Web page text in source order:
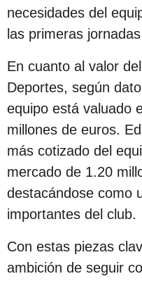
necesidades del
las primeras
En cuanto al valor
Deportes, según
equipo está valuado
millones de euros.
más cotizado del
mercado de 1.20
destacándose como
importantes del club.
Con estas piezas
ambición de seguir